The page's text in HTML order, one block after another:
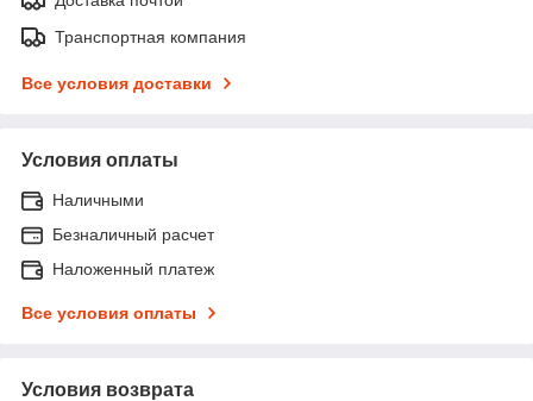
Транспортная компания
Все условия доставки
Условия оплаты
Наличными
Безналичный расчет
Наложенный платеж
Все условия оплаты
Условия возврата